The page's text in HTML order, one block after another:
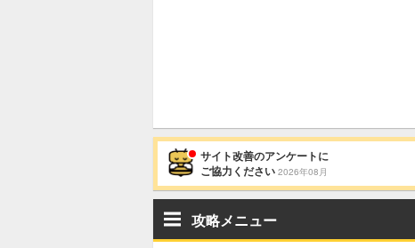
サイト改善のアンケートに
ご協力ください 2026年08月
攻略メニュー